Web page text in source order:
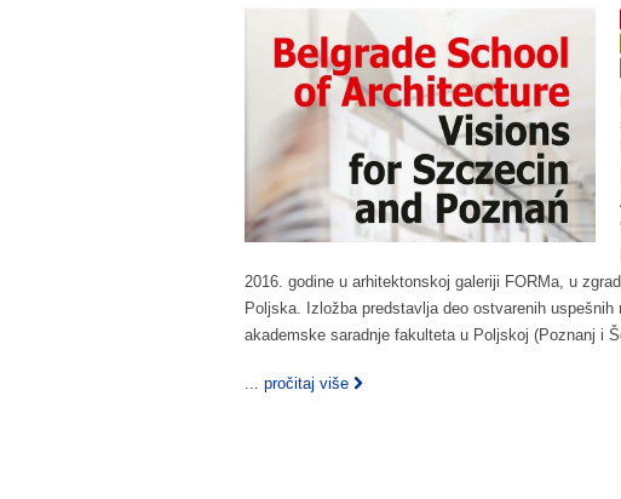
2016. godine u arhitektonskoj galeriji FORMa, u
Poljska. Izložba predstavlja deo ostvarenih
akademske saradnje fakulteta u Poljskoj (Poznanj i
... pročitaj više